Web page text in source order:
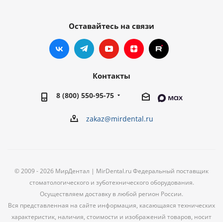
Оставайтесь на связи
Контакты
8 (800) 550-95-75
zakaz@mirdental.ru
© 2009 - 2026 МирДентал | MirDental.ru Федеральный поставщик
стоматологического и зуботехнического оборудования.
Осуществляем доставку в любой регион России.
Вся представленная на сайте информация, касающаяся технических
характеристик, наличия, стоимости и изображений товаров, носит